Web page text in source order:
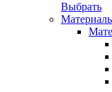
Выбрать